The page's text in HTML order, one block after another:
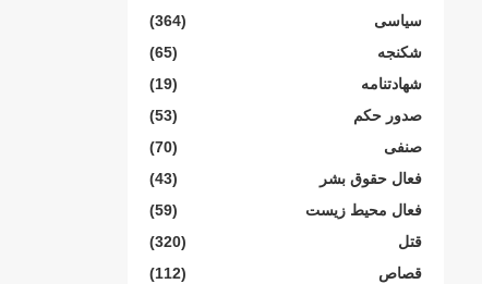
سیاسی
(364)
شکنجە
(65)
شهادتنامە
(19)
صدور حکم
(53)
صنفی
(70)
فعال حقوق بشر
(43)
فعال محیط زیست
(59)
قتل
(320)
قصاص
(112)